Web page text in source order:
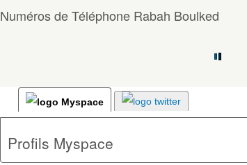
Numéros de Téléphone Rabah Boulked
Profils Myspace